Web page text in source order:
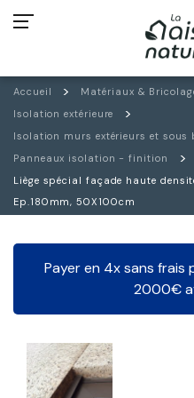
Accueil Matériaux &
Isolation extérieure
Isolation murs extérieurs et sous
Panneaux isolation - finition
Liège spécial façade haute
Ep.180mm, 50X100cm
Payer en 4x sans
2000€